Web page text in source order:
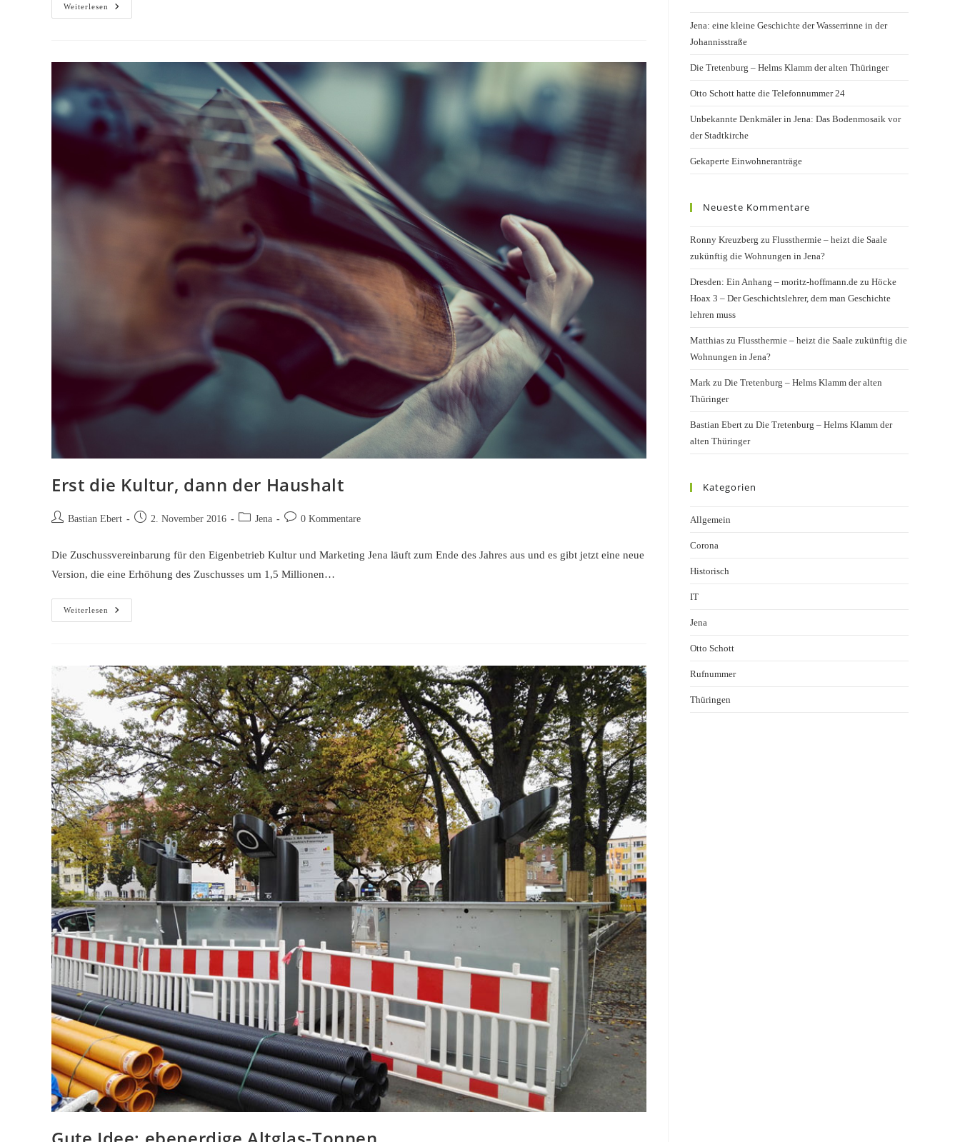
Weiterlesen
Dienst
Nach
Das)
Erst die Kultur, dann der Haushalt
Beitrags-
Bastian Ebert
Beitrag2. November 2016
Beitrags-
Jena
Beitrags-0 Kommentare
Die Zuschussvereinbarung für den Eigenbetrieb Kultur und Marketing Jena läuft zum Ende des Jahres aus und es gibt jetzt eine neue
Version, die eine Erhöhung des Zuschusses um 1,5 Millionen…
Weiterlesen
Erst
Die
Jena: eine kleine Geschichte der Wasserrinne in der
Johannisstraße
Die Tretenburg – Helms Klamm der alten Thüringer
Otto Schott hatte die Telefonnummer 24
Unbekannte Denkmäler in Jena: Das Bodenmosaik vor
der Stadtkirche
Gekaperte Einwohneranträge
Neueste Kommentare
Ronny Kreuzberg zu Flussthermie – heizt die Saale
zukünftig die Wohnungen in Jena?
Dresden: Ein Anhang – moritz-hoffmann.de zu Höcke
Hoax 3 – Der Geschichtslehrer, dem man Geschichte
lehren muss
Matthias zu Flussthermie – heizt die Saale zukünftig die
Wohnungen in Jena?
Mark zu Die Tretenburg – Helms Klamm der alten
Thüringer
Bastian Ebert zu Die Tretenburg – Helms Klamm der
alten Thüringer
Kategorien
Allgemein
Corona
Historisch
IT
Jena
Otto Schott
Rufnummer
Thüringen